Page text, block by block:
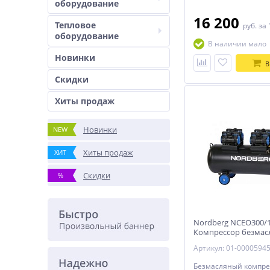
оборудование
Тепловое
оборудование
Новинки
Скидки
Хиты продаж
NEW Новинки
ХИТ Хиты продаж
% Скидки
16 200 руб. за
В наличии мало
Nordberg NCEO300/
Компрессор
ресивер 300 л, 1000
Артикул: 01-00005945
Безмасляный